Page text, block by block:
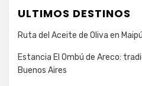
ULTIMOS DESTINOS
Ruta del Aceite de Oliva en
Estancia El Ombú de Areco:
Buenos Aires